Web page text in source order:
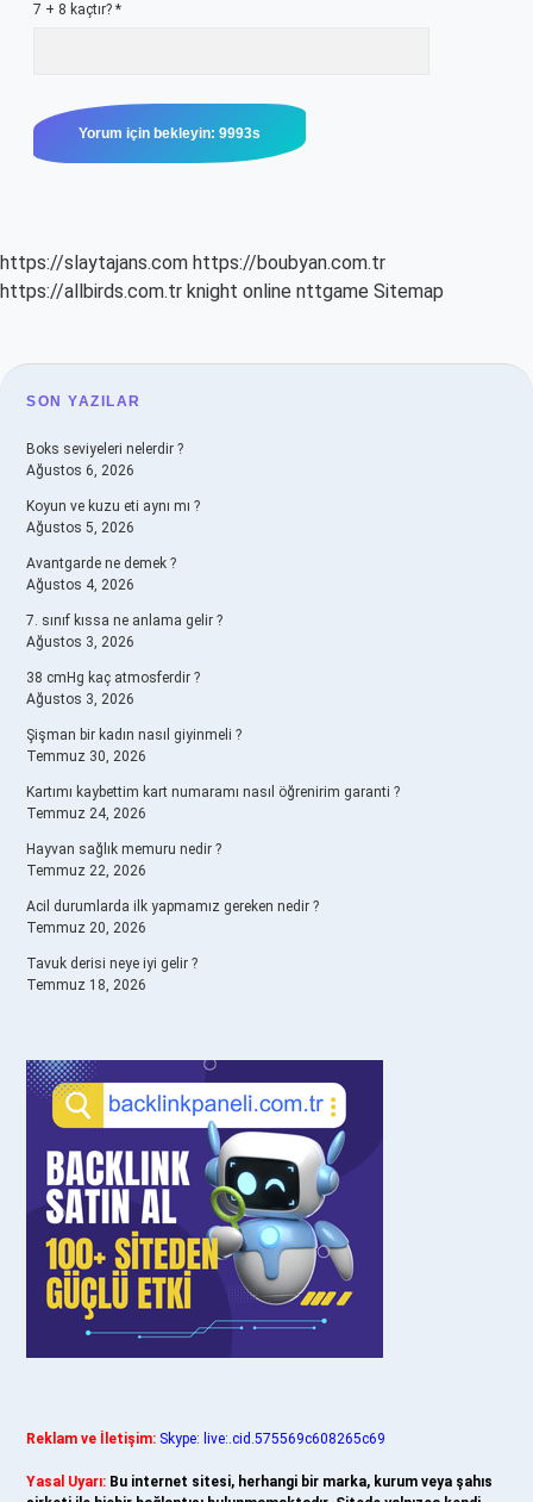
7 + 8 kaçtır? *
https://slaytajans.com https://boubyan.com.tr
https://allbirds.com.tr knight online nttgame Sitemap
SIDEBAR
SON YAZILAR
Boks seviyeleri nelerdir ?
Ağustos 6, 2026
Koyun ve kuzu eti aynı mı ?
Ağustos 5, 2026
Avantgarde ne demek ?
Ağustos 4, 2026
7. sınıf kıssa ne anlama gelir ?
Ağustos 3, 2026
38 cmHg kaç atmosferdir ?
Ağustos 3, 2026
Şişman bir kadın nasıl giyinmeli ?
Temmuz 30, 2026
Kartımı kaybettim kart numaramı nasıl öğrenirim garanti ?
Temmuz 24, 2026
Hayvan sağlık memuru nedir ?
Temmuz 22, 2026
Acil durumlarda ilk yapmamız gereken nedir ?
Temmuz 20, 2026
Tavuk derisi neye iyi gelir ?
Temmuz 18, 2026
Reklam ve İletişim: Skype: live:.cid.575569c608265c69
Yasal Uyarı: Bu internet sitesi, herhangi bir marka, kurum veya şahıs